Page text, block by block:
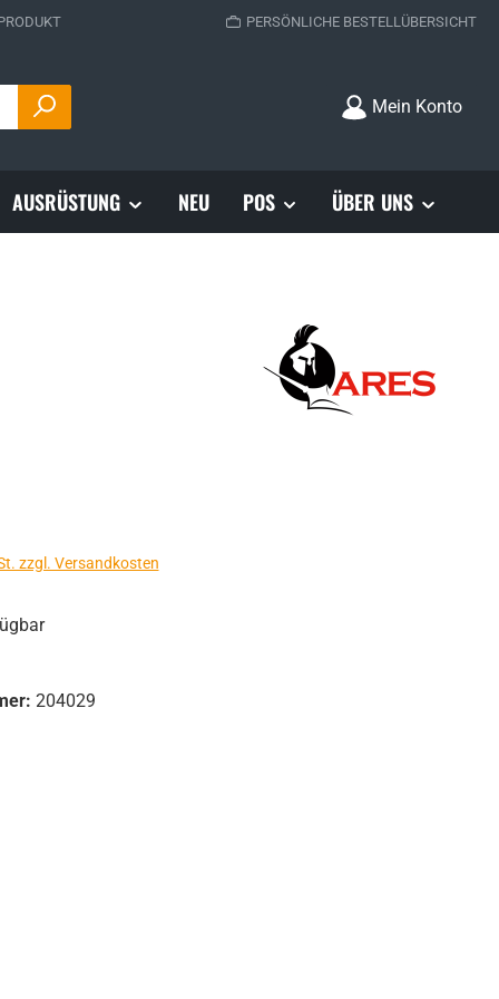
PERSÖNLICHE BESTELLÜBERSICHT
Mein Konto
AUSRÜSTUNG NEU POS ÜBER UNS
zzgl. Versandkosten
204029